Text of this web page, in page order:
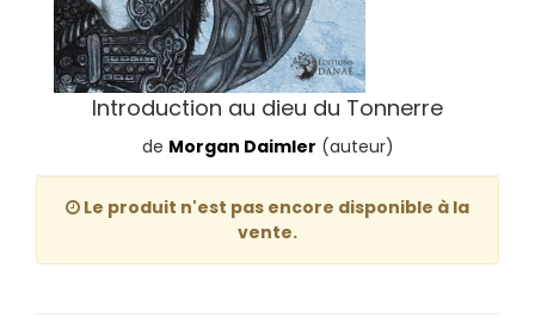
Introduction au dieu du Tonnerre
de Morgan Daimler (auteur)
Le produit n'est pas encore disponible à la
vente.